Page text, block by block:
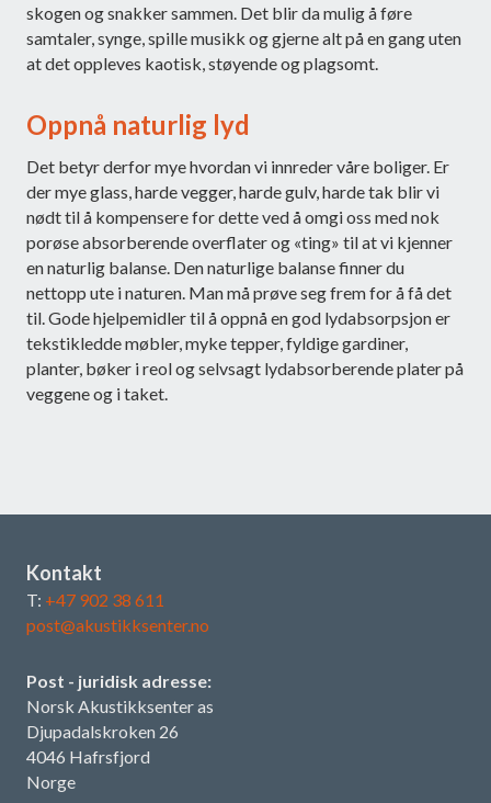
skogen og snakker sammen. Det blir da mulig å føre
samtaler, synge, spille musikk og gjerne alt på en gang uten
at det oppleves kaotisk, støyende og plagsomt.
Oppnå naturlig lyd
Det betyr derfor mye hvordan vi innreder våre boliger. Er
der mye glass, harde vegger, harde gulv, harde tak blir vi
nødt til å kompensere for dette ved å omgi oss med nok
porøse absorberende overflater og «ting» til at vi kjenner
en naturlig balanse. Den naturlige balanse finner du
nettopp ute i naturen. Man må prøve seg frem for å få det
til. Gode hjelpemidler til å oppnå en god lydabsorpsjon er
tekstikledde møbler, myke tepper, fyldige gardiner,
planter, bøker i reol og selvsagt lydabsorberende plater på
veggene og i taket.
Kontakt
T: +47 902 38 611
post@akustikksenter.no
Post - juridisk adresse:
Norsk Akustikksenter as
Djupadalskroken 26
4046 Hafrsfjord
Norge